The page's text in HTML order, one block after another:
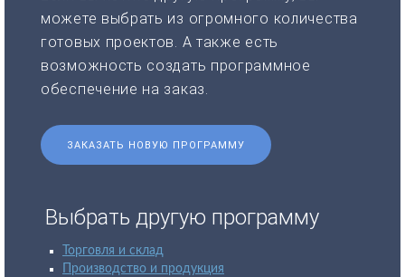
можете выбрать из огромного количества
готовых проектов. А также есть
возможность создать программное
обеспечение на заказ.
ЗАКАЗАТЬ НОВУЮ ПРОГРАММУ
Выбрать другую программу
Торговля и склад
Производство и продукция